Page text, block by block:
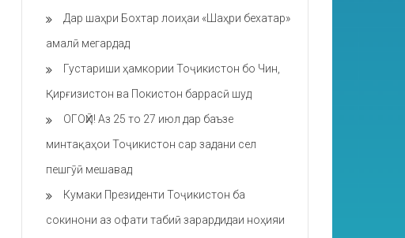
Дар шаҳри Бохтар лоиҳаи «Шаҳри бехатар»
амалӣ мегардад
Густариши ҳамкории Тоҷикистон бо Чин,
Қирғизистон ва Покистон баррасӣ шуд
ОГОҲӢ! Аз 25 то 27 июл дар баъзе
минтақаҳои Тоҷикистон сар задани сел
пешгӯӣ мешавад
Кумаки Президенти Тоҷикистон ба
сокинони аз офати табиӣ зарардидаи ноҳияи